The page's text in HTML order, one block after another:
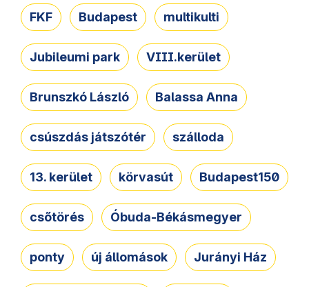
FKF Budapest multikulti
Jubileumi park VIII.kerület
Brunszkó László Balassa Anna
csúszdás játszótér szálloda
13. kerület körvasút Budapest150
csőtörés Óbuda-Békásmegyer
ponty új állomások Jurányi Ház